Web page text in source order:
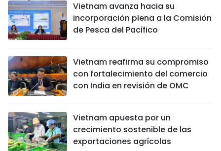
Vietnam avanza hacia su
incorporación plena a la Comisión
de Pesca del Pacífico
Vietnam reafirma su compromiso
con fortalecimiento del comercio
con India en revisión de OMC
Vietnam apuesta por un
crecimiento sostenible de las
exportaciones agrícolas